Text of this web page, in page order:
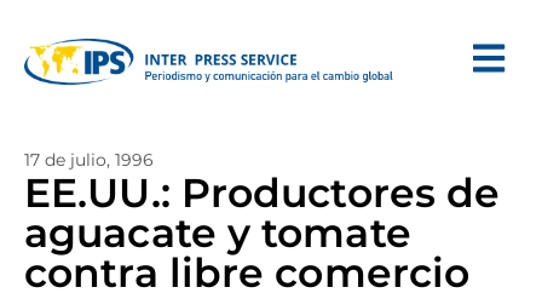
17 de julio, 1996
EE.UU.: Productores de
aguacate y tomate
contra libre comercio